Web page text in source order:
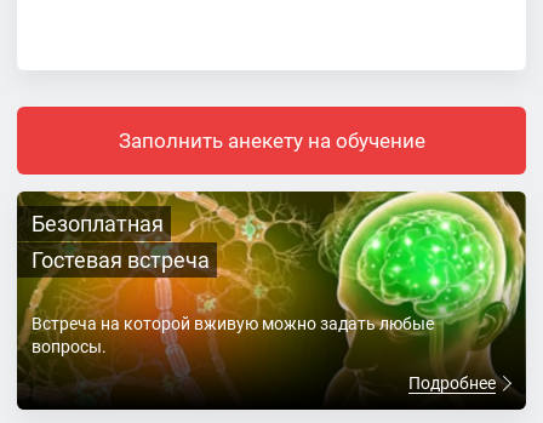
Заполнить анекету на обучение
Безоплатная
Гостевая встреча
Встреча на которой вживую можно задать любые
вопросы.
Подробнее